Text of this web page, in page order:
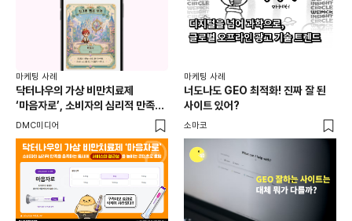
마케팅 사례
닥터나우의 가상 비만치료제
‘마음자로’, 소비자의 심리적 만족을
충족하는 동시에 서비스의 접근성을
DMC미디어
마케팅 사례
너도나도 GEO 최적화! 진짜 잘 된
사이트 있어?
소마코